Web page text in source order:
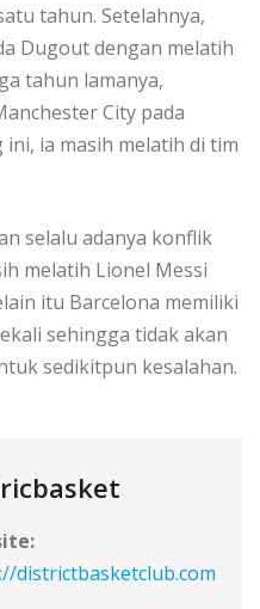
tahun. Setelahnya,
Dugout dengan melatih
tahun lamanya,
City pada
ia masih melatih di tim
selalu adanya konflik
melatih Lionel Messi
itu Barcelona memiliki
sehingga tidak akan
sedikitpun kesalahan.
districtbasketclub.com